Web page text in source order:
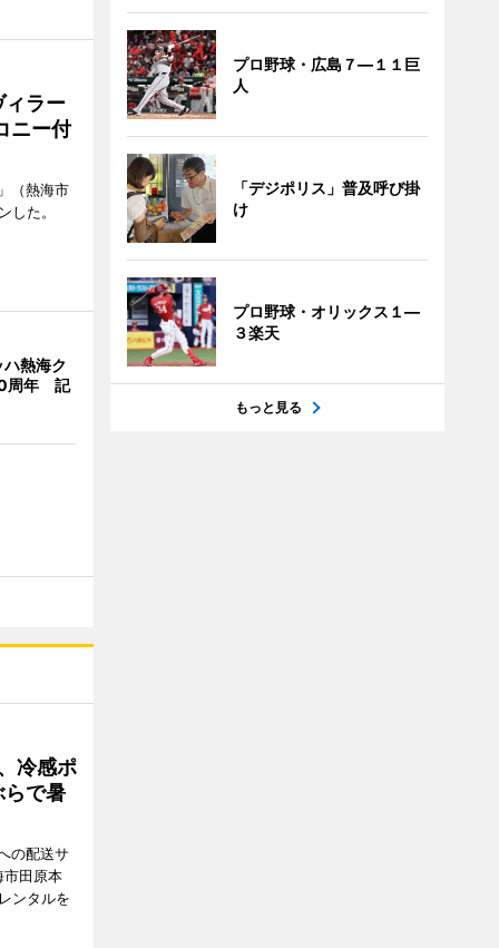
ラー
ニー付
（熱海市
した。
熱海ク
周年 記
冷感ポ
で暑
の配送サ
市田原本
ンタルを
プロ野球・広島７―１１巨
人
「デジポリス」普及呼び掛
け
プロ野球・オリックス１―
３楽天
もっと見る